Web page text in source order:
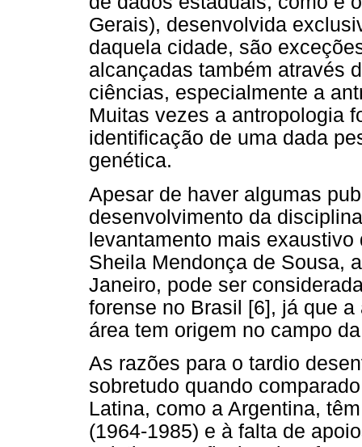
Gerais), desenvolvida
daquela cidade, são
alcançadas também através
ciências, especialmente a
Muitas vezes a antropologia
identificação de uma dada
genética.
Apesar de haver algumas
desenvolvimento da
levantamento mais
Sheila Mendonça de Sousa,
Janeiro, pode ser
forense no Brasil [6], já que
área tem origem no campo
As razões para o tardio
sobretudo quando
Latina, como a Argentina,
(1964-1985) e à falta de